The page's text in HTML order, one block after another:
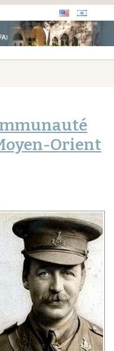
Orient